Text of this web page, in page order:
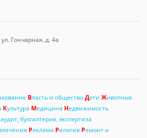
Гончарная, д. 4а
Власть и обществоДети Животные
Культура Медицина Недвижимость
бухгалтерия, экспертиза
Реклама Религия Ремонт и